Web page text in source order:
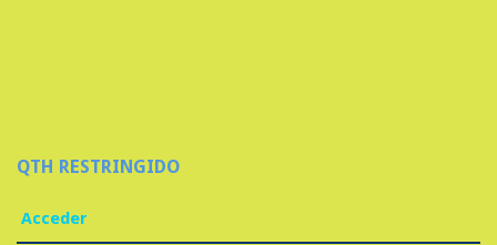
QTH RESTRINGIDO
Acceder